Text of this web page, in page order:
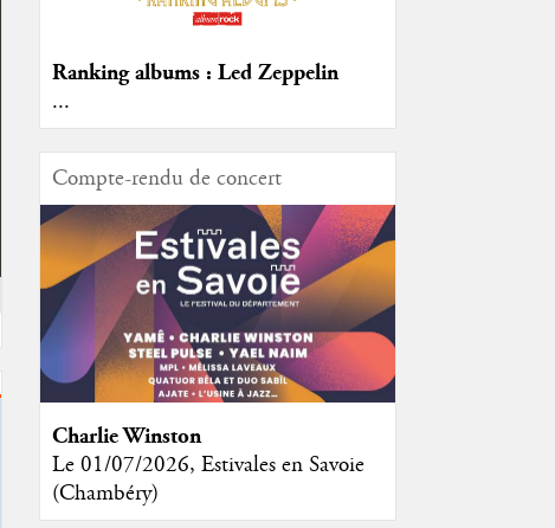
Ranking albums : Led Zeppelin
...
Compte-rendu de concert
Charlie Winston
Le 01/07/2026, Estivales en Savoie
(Chambéry)